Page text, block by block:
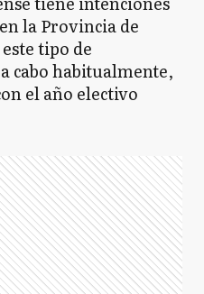
la Provincia de
tipo de
cabo habitualmente,
el año electivo